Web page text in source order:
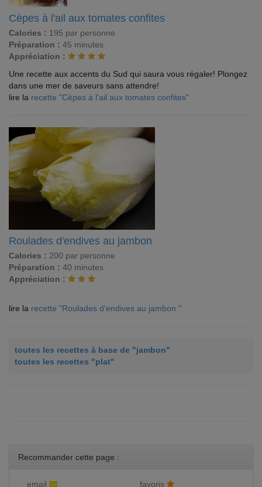
Cèpes à l'ail aux tomates confites
Calories : 195 par personne
Préparation : 45 minutes
Appréciation :
Une recette aux accents du Sud qui saura vous régaler! Plongez
dans une mer de saveurs sans attendre!
lire la recette "Cèpes à l'ail aux tomates confites"
Roulades d'endives au jambon
Calories : 200 par personne
Préparation : 40 minutes
Appréciation :
lire la recette "Roulades d'endives au jambon "
toutes les recettes à base de "jambon"
toutes les recettes "plat"
Recommander cette page :
email
favoris